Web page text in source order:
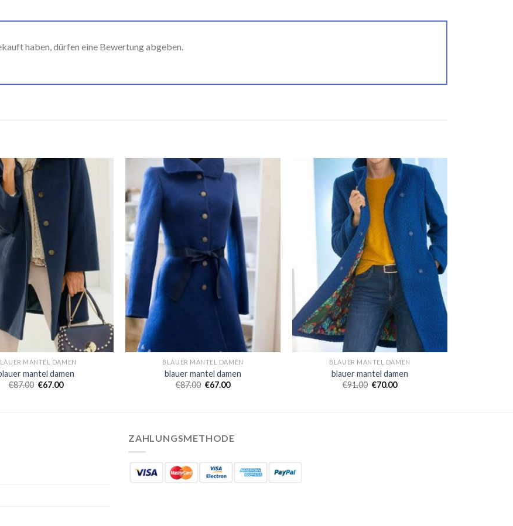
haben, dürfen eine Bewertung abgeben.
MANTEL DAMEN
mantel damen
€87.00 €67.00
BLAUER MANTEL DAMEN
blauer mantel damen
€87.00 €67.00
BLAUER MANTEL DAMEN
blauer mantel damen
€91.00 €70.00
ZAHLUNGSMETHODE